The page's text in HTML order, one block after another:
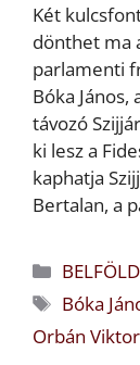
Két
dönthet ma
parlamenti
Bóka
távozó
ki lesz a
kaphatja
Bertalan, a
Kategória
BELFÖLD
Címkék
Bóka
Orbán Viktor